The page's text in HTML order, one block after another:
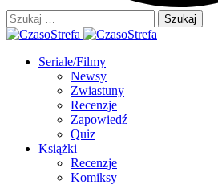
Szukaj:
Seriale/Filmy
Newsy
Zwiastuny
Recenzje
Zapowiedź
Quiz
Książki
Recenzje
Komiksy